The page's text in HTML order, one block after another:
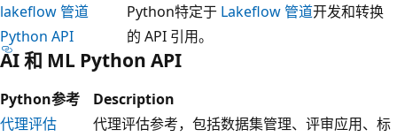
lakeflow 管道
Python API
Python特定于 Lakeflow 管道开发和转换
的 API 引用。
AI 和 ML Python API
Python参考
Description
代理评估
代理评估参考，包括数据集管理、评审应用、标